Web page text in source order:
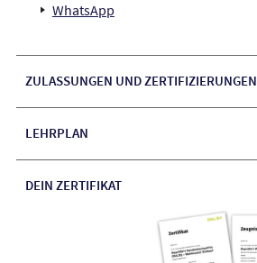
WhatsApp
ZULASSUNGEN UND ZERTIFIZIERUNGEN
LEHRPLAN
DEIN ZERTIFIKAT